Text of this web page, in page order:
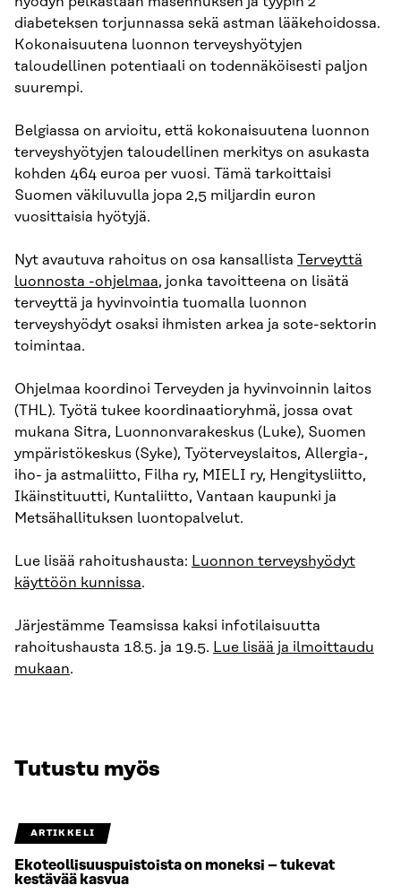
diabeteksen torjunnassa sekä astman lääkehoidossa.
Kokonaisuutena luonnon terveyshyötyjen
taloudellinen potentiaali on todennäköisesti paljon
suurempi.
Belgiassa on arvioitu, että kokonaisuutena luonnon
terveyshyötyjen taloudellinen merkitys on asukasta
kohden 464 euroa per vuosi. Tämä tarkoittaisi
Suomen väkiluvulla jopa 2,5 miljardin euron
vuosittaisia hyötyjä.
Nyt avautuva rahoitus on osa kansallista Terveyttä
luonnosta -ohjelmaa, jonka tavoitteena on lisätä
terveyttä ja hyvinvointia tuomalla luonnon
terveyshyödyt osaksi ihmisten arkea ja sote-sektorin
toimintaa.
Ohjelmaa koordinoi Terveyden ja hyvinvoinnin laitos
(THL). Työtä tukee koordinaatioryhmä, jossa ovat
mukana Sitra, Luonnonvarakeskus (Luke), Suomen
ympäristökeskus (Syke), Työterveyslaitos, Allergia-,
iho- ja astmaliitto, Filha ry, MIELI ry, Hengitysliitto,
Ikäinstituutti, Kuntaliitto, Vantaan kaupunki ja
Metsähallituksen luontopalvelut.
Lue lisää rahoitushausta: Luonnon terveyshyödyt
käyttöön kunnissa.
Järjestämme Teamsissa kaksi infotilaisuutta
rahoitushausta 18.5. ja 19.5. Lue lisää ja ilmoittaudu
mukaan.
Tutustu myös
ARTIKKELI
Ekoteollisuuspuistoista on moneksi – tukevat
kestävää kasvua